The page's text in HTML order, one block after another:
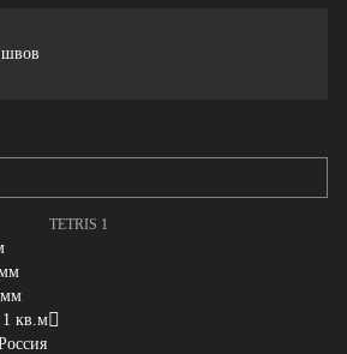
швов
TETRIS 1
1 кв.м